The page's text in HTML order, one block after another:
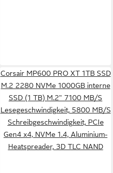
Corsair MP600 PRO XT 1TB SSD
M.2 2280 NVMe 1000GB interne
SSD (1 TB) M.2" 7100 MB/S
Lesegeschwindigkeit, 5800 MB/S
Schreibgeschwindigkeit, PCIe
Gen4 x4, NVMe 1.4, Aluminium-
Heatspreader, 3D TLC NAND